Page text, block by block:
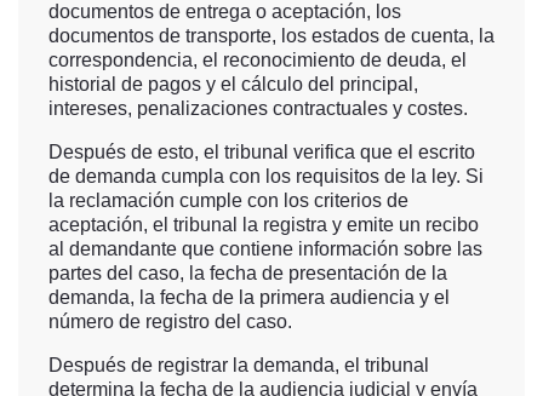
documentos de entrega o aceptación, los
documentos de transporte, los estados de cuenta, la
correspondencia, el reconocimiento de deuda, el
historial de pagos y el cálculo del principal,
intereses, penalizaciones contractuales y costes.
Después de esto, el tribunal verifica que el escrito
de demanda cumpla con los requisitos de la ley. Si
la reclamación cumple con los criterios de
aceptación, el tribunal la registra y emite un recibo
al demandante que contiene información sobre las
partes del caso, la fecha de presentación de la
demanda, la fecha de la primera audiencia y el
número de registro del caso.
Después de registrar la demanda, el tribunal
determina la fecha de la audiencia judicial y envía